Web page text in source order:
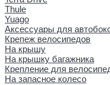
Thule
Yuago
Аксессуары для
Крепеж велосипедов
На крышу
На крышку багажника
Крепление для
На запасное колесо